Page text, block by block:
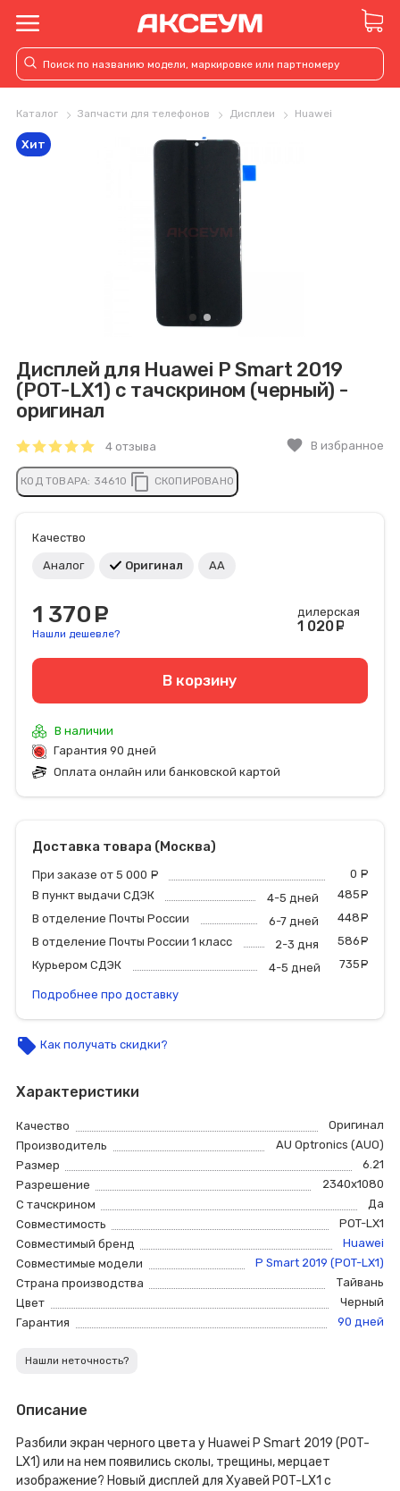
Каталог Запчасти для телефонов Дисплеи Huawei
Дисплей для Huawei P Smart 2019
(POT-LX1) с тачскрином (черный) -
оригинал
4 отзыва favorite В избранное
КОД ТОВАРА: 34610 content_copy СКОПИРОВАНО
Хит
Качество
Аналог Оригинал АА
1 370
Нашли дешевле?
дилерская
1 020
В корзину
В наличии
Гарантия 90 дней
Оплата онлайн или банковской картой
Доставка товара (Москва)
При заказе от 5 000 0
В пункт выдачи СДЭК
4-5 дней 485
В отделение Почты России
6-7 дней 448
В отделение Почты России 1 класс
2-3 дня 586
Курьером СДЭК
4-5 дней 735
Подробнее про доставку
local_offer Как получать скидки?
Характеристики
Качество
Оригинал
Производитель
AU Optronics (AUO)
Размер
6.21
Разрешение
2340х1080
С тачскрином
Да
Совместимость
POT-LX1
Совместимый бренд
Huawei
Совместимые модели
P Smart 2019 (POT-LX1)
Страна производства
Тайвань
Цвет
Черный
Гарантия
90 дней
Нашли неточность?
Описание
Разбили экран черного цвета у Huawei P Smart 2019 (POT-
LX1) или на нем появились сколы, трещины, мерцает
изображение? Новый дисплей для Хуавей POT-LX1 с